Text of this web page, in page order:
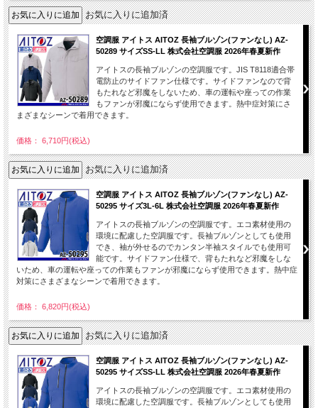
お気に入りに追加済
空調服 アイトス AITOZ 長袖ブルゾン(ファンなし) AZ-
50289 サイズSS-LL 株式会社空調服 2026年春夏新作
アイトスの長袖ブルゾンの空調服です。JIS T8118適合帯
電防止のサイドファン仕様です。サイドファンなので背
もたれなど邪魔をしないため、車の運転や座っての作業
もファンが邪魔にならず使用できます。熱中症対策にさ
まざまなシーンで着用できます。
価格： 6,710円(税込)
お気に入りに追加済
空調服 アイトス AITOZ 長袖ブルゾン(ファンなし) AZ-
50295 サイズ3L-6L 株式会社空調服 2026年春夏新作
アイトスの長袖ブルゾンの空調服です。エコ素材使用の
環境に配慮した空調服です。長袖ブルゾンとしても使用
でき、袖が外せるのでカンタン半袖スタイルでも使用可
能です。サイドファン仕様で、背もたれなど邪魔をしな
いため、車の運転や座っての作業もファンが邪魔にならず使用できます。熱中症
対策にさまざまなシーンで着用できます。
価格： 6,820円(税込)
お気に入りに追加済
空調服 アイトス AITOZ 長袖ブルゾン(ファンなし) AZ-
50295 サイズSS-LL 株式会社空調服 2026年春夏新作
アイトスの長袖ブルゾンの空調服です。エコ素材使用の
環境に配慮した空調服です。長袖ブルゾンとしても使用